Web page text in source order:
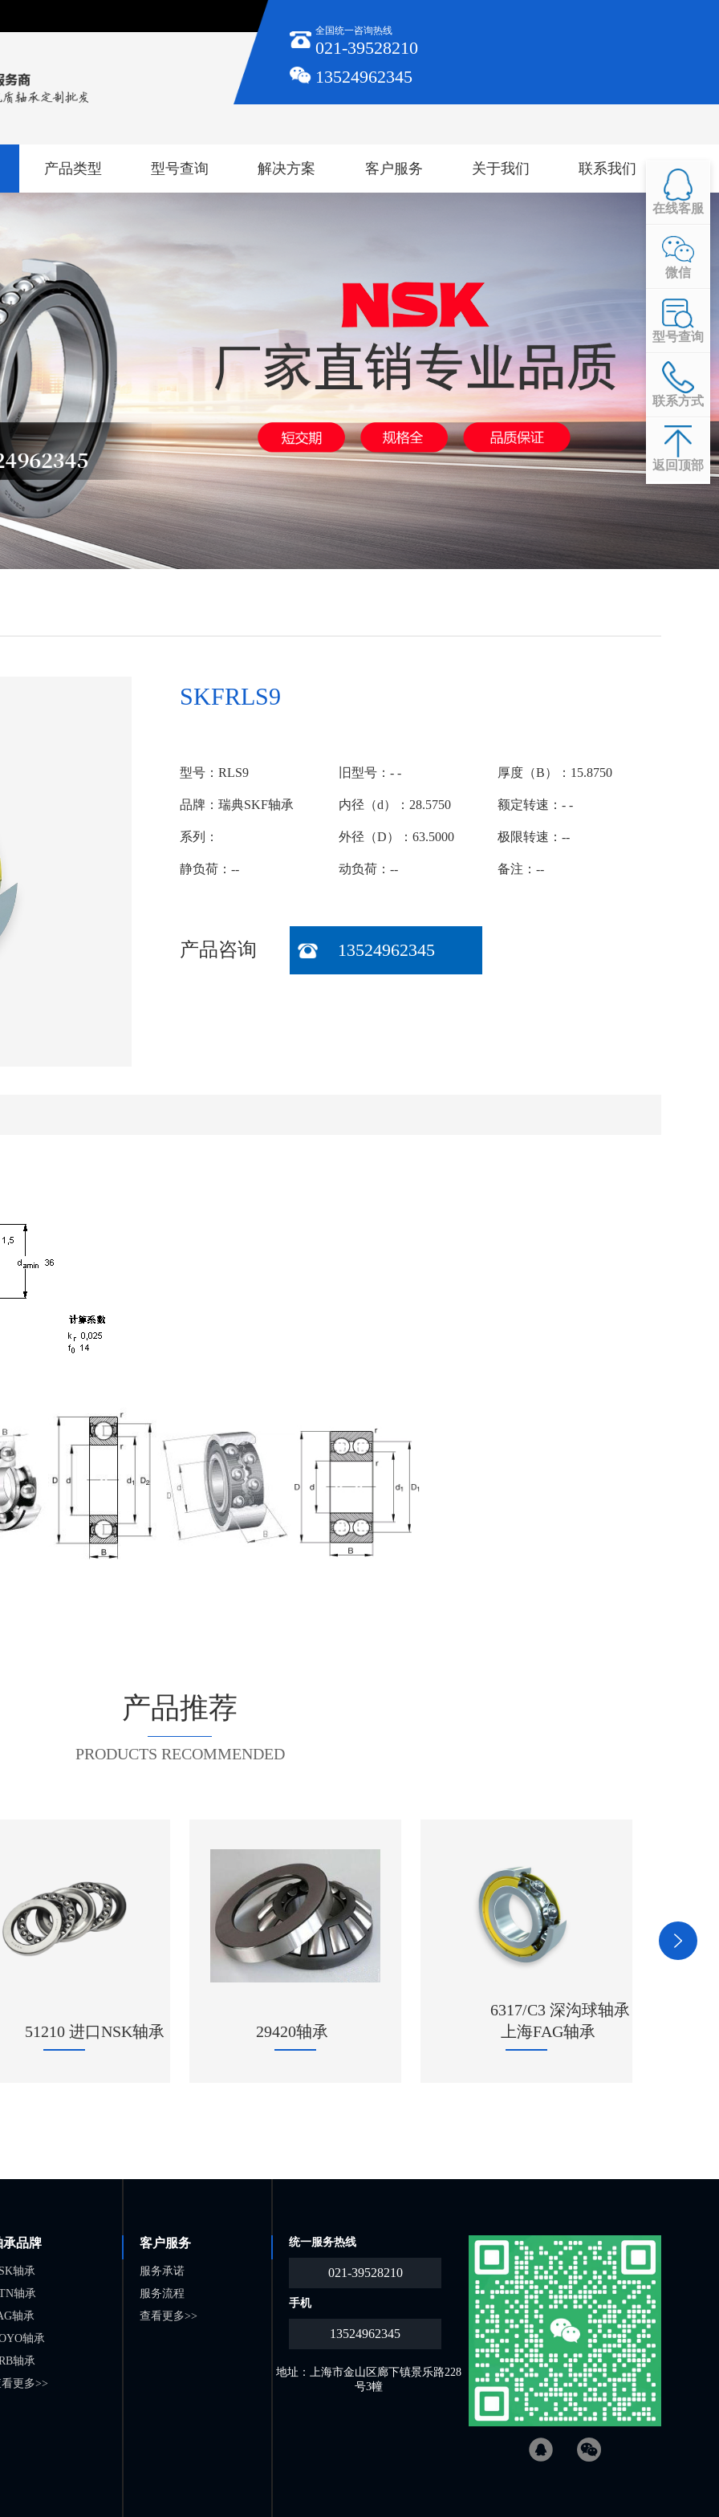
全国统一咨询热线
021-39528210
13524962345
产品类型 型号查询 解决方案 客户服务 关于我们 联系我们
SKFRLS9
型号：RLS9 旧型号：- - 厚度（B）：15.8750
品牌：瑞典SKF轴承 内径（d）：28.5750 额定转速：- -
系列： 外径（D）：63.5000 极限转速：--
静负荷：-- 动负荷：-- 备注：--
产品咨询 13524962345
产品推荐
PRODUCTS RECOMMENDED
29420轴承
上海FAG轴承
1209 进口NSK轴承
承品牌
轴承
轴承
轴承
轴承
轴承
更多>>
客户服务
服务承诺
服务流程
查看更多>>
统一服务热线
021-39528210
手机
13524962345
地址：上海市金山区廊下镇景乐路228
号3幢
在线客服
微信
型号查询
联系方式
返回顶部